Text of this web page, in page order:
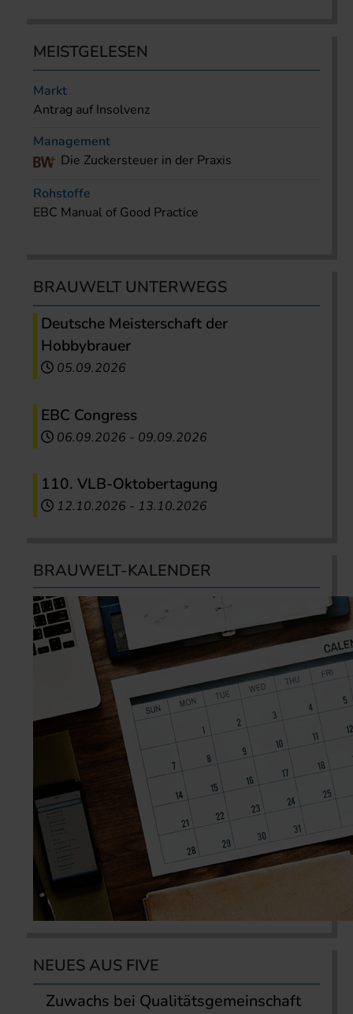
MEISTGELESEN
Markt
Antrag auf Insolvenz
Management
Die Zuckersteuer in der Praxis
Rohstoffe
EBC Manual of Good Practice
BRAUWELT UNTERWEGS
Deutsche Meisterschaft der
Hobbybrauer
05.09.2026
EBC Congress
06.09.2026 - 09.09.2026
110. VLB-Oktobertagung
12.10.2026 - 13.10.2026
BRAUWELT-KALENDER
NEUES AUS FIVE
Zuwachs bei Qualitätsgemeinschaft